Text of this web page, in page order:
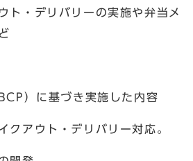
ト・デリバリーの実施や弁当メ
）に基づき実施した内容
アウト・デリバリー対応。